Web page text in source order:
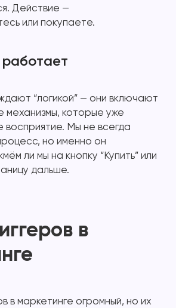
Действие —
или покупаете.
“логикой” — они включают
механизмы, которые уже
восприятие. Мы не всегда
но именно он
ли мы на кнопку “Купить” или
дальше.
в
в маркетинге огромный, но их